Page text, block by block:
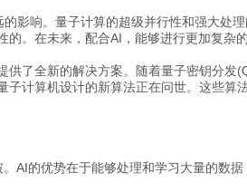
影响。量子计算的超级并行性和强大处
。在未来，配合AI，能够进行更加复杂
了全新的解决方案。随着量子密钥分发
计算机设计的新算法正在问世。这些算
AI的优势在于能够处理和学习大量的数